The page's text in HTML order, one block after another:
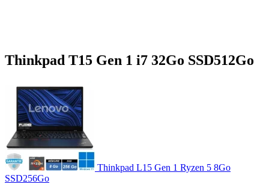
Thinkpad T15 Gen 1 i7 32Go SSD512Go
Thinkpad L15 Gen 1 Ryzen 5 8Go
SSD256Go